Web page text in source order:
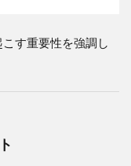
す重要性を強調し